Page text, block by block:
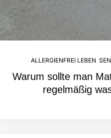
ALLERGIENFREI LEBEN
Warum sollte man
regelmäßig